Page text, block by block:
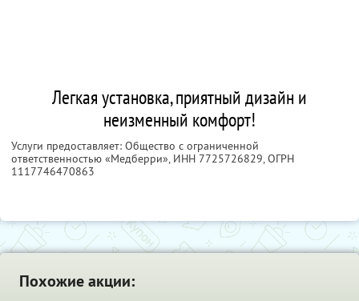
Легкая установка, приятный дизайн и
неизменный комфорт!
Услуги предоставляет: Общество с ограниченной
ответственностью «Медберри», ИНН 7725726829, ОГРН
1117746470863
Похожие акции: